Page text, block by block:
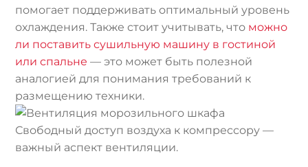
помогает поддерживать оптимальный уровень
охлаждения. Также стоит учитывать, что можно
ли поставить сушильную машину в гостиной
или спальне — это может быть полезной
аналогией для понимания требований к
размещению техники.
Свободный доступ воздуха к компрессору —
важный аспект вентиляции.